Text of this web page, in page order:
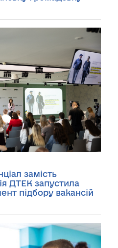
замість
ДТЕК запустила
підбору вакансій